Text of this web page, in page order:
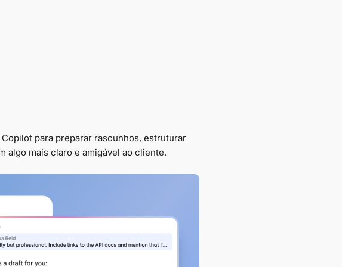
para preparar rascunhos, estruturar
mais claro e amigável ao cliente.